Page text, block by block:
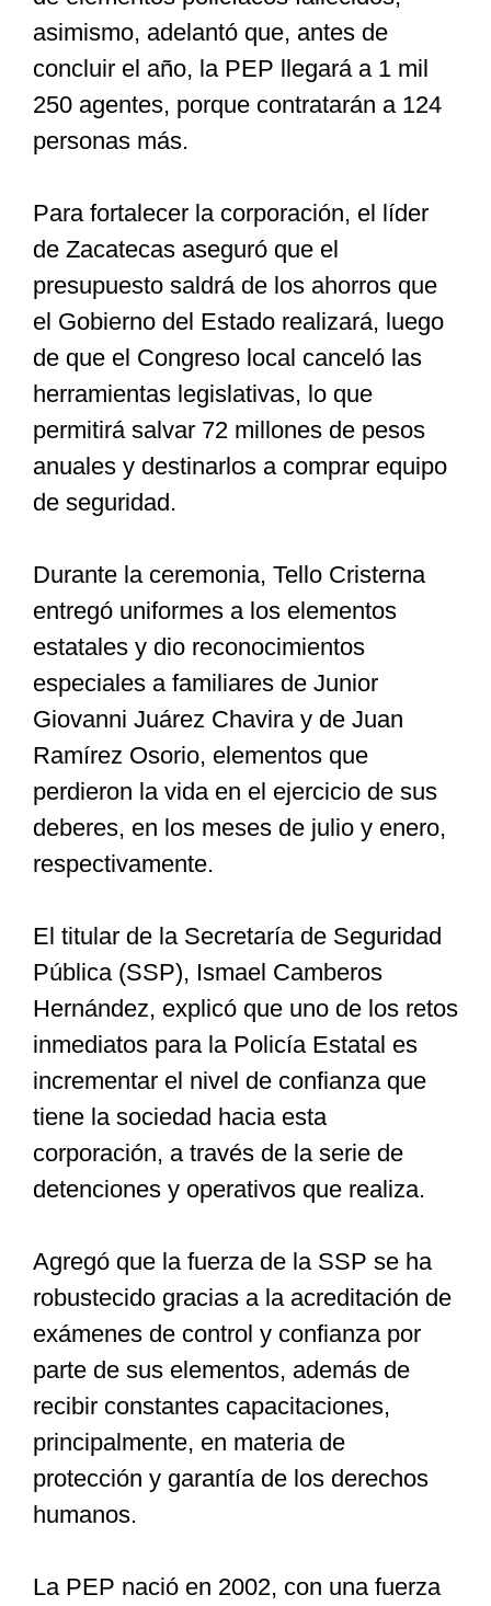
asimismo, adelantó que, antes de
concluir el año, la PEP llegará a 1 mil
250 agentes, porque contratarán a 124
personas más.
Para fortalecer la corporación, el líder
de Zacatecas aseguró que el
presupuesto saldrá de los ahorros que
el Gobierno del Estado realizará, luego
de que el Congreso local canceló las
herramientas legislativas, lo que
permitirá salvar 72 millones de pesos
anuales y destinarlos a comprar equipo
de seguridad.
Durante la ceremonia, Tello Cristerna
entregó uniformes a los elementos
estatales y dio reconocimientos
especiales a familiares de Junior
Giovanni Juárez Chavira y de Juan
Ramírez Osorio, elementos que
perdieron la vida en el ejercicio de sus
deberes, en los meses de julio y enero,
respectivamente.
El titular de la Secretaría de Seguridad
Pública (SSP), Ismael Camberos
Hernández, explicó que uno de los retos
inmediatos para la Policía Estatal es
incrementar el nivel de confianza que
tiene la sociedad hacia esta
corporación, a través de la serie de
detenciones y operativos que realiza.
Agregó que la fuerza de la SSP se ha
robustecido gracias a la acreditación de
exámenes de control y confianza por
parte de sus elementos, además de
recibir constantes capacitaciones,
principalmente, en materia de
protección y garantía de los derechos
humanos.
La PEP nació en 2002, con una fuerza